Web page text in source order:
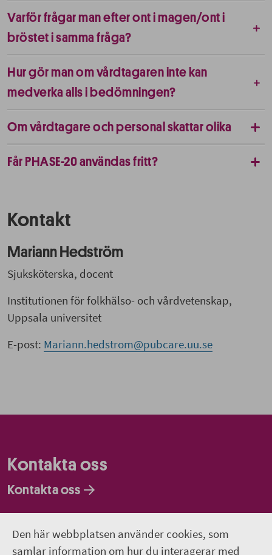
Den här webbplatsen använder cookies, som
samlar information om hur du interagerar med
Varför frågar man efter ont i magen/ont i
bröstet i samma fråga?
Hur gör man om vårdtagaren inte kan
medverka alls i bedömningen?
Om vårdtagare och personal skattar olika
Får PHASE-20 användas fritt?
Kontakt
Mariann Hedström
Sjuksköterska, docent
Institutionen för folkhälso- och vårdvetenskap,
Uppsala universitet
E-post: Mariann.hedstrom@pubcare.uu.se
Kontakta oss
Kontakta oss
Om webbplatsen